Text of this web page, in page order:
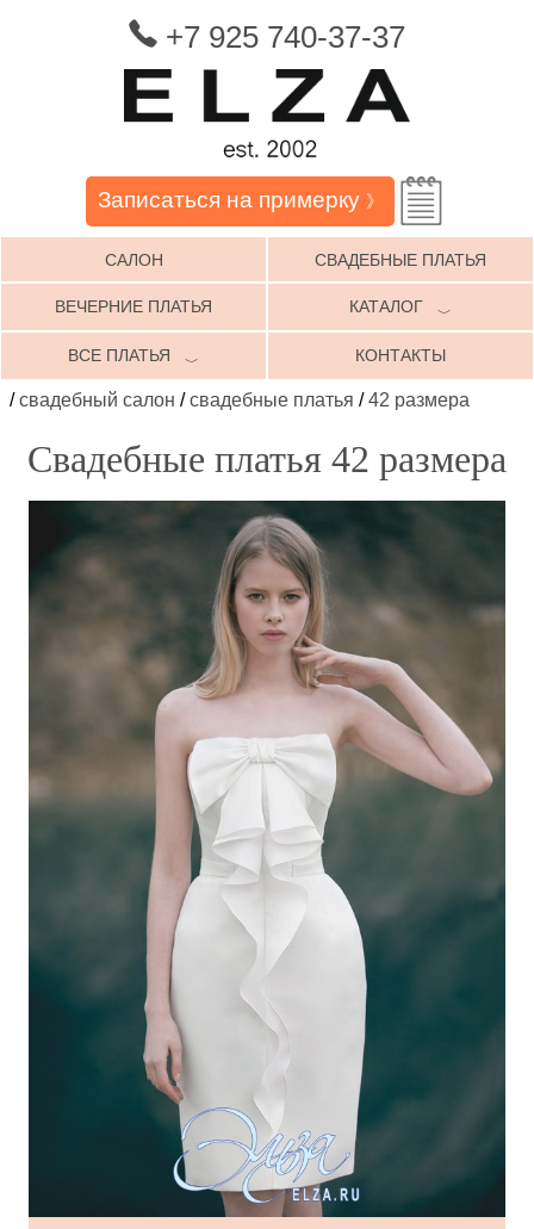
+7 925 740-37-37
Записаться на примерку 》
САЛОН СВАДЕБНЫЕ ПЛАТЬЯ
ВЕЧЕРНИЕ ПЛАТЬЯ КАТАЛОГ ﹀
ВСЕ ПЛАТЬЯ ﹀ КОНТАКТЫ
/свадебный салон /свадебные платья /42 размера
Свадебные платья 42 размера